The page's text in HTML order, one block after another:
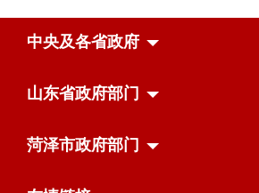
中央及各省政府
山东省政府部门
菏泽市政府部门